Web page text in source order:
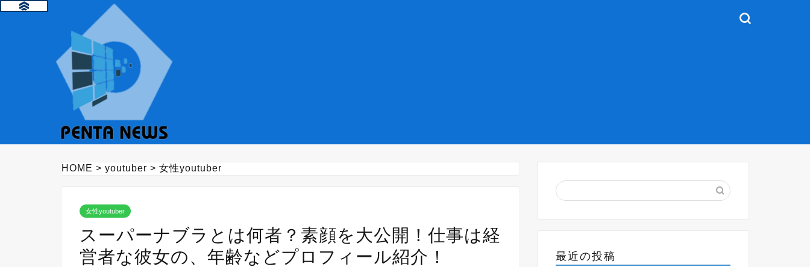
HOME > youtuber > 女性youtuber
女性youtuber
スーパーナブラとは何者？素顔を大公開！仕事は経
営者な彼女の、年齢などプロフィール紹介！
最近の投稿